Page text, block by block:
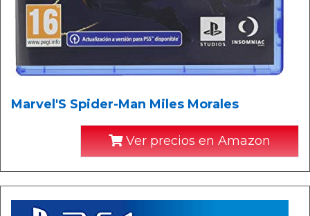
Marvel'S Spider-Man Miles Morales
Ver precios en Amazon